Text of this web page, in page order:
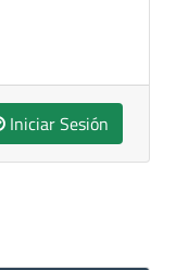
Iniciar Sesión